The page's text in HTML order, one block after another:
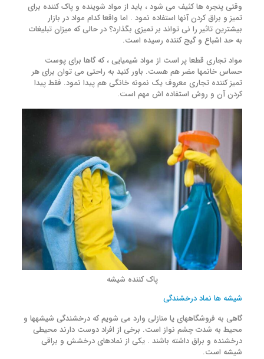
وقتی پنجره ها کثیف می شود ، باید از مواد شوینده و پاک کننده برای
تمیز و براق کردن آنها استفاده نمود . اما واقعا کدام مواد در بازار
بیشترین تاثیر را نی تواند بر تمیزی بگذارد؟ در حالی که میزان تبلیغات
به حد اشباع و گیج کننده رسیده است.
مواد تجاری قطعا پر است از مواد شیمیایی ، که گاها برای پوست
حساس خانمها مضر هم هست. باور کنید به راحتی می توان برای هر
تمیز کننده تجاری معروف یک نمونه خانگی هم پیدا نمود. فقط پیدا
کردن آن و روش استفاده اش مهم است.
پاک کننده شیشه
شیشه ها نماد درخشندگی
گاهی به فروشگاههای یا منازلی وارد می شویم که درخشندگی شیشهها و
محیط به شدت چشم نواز است. برخی از افراد دوست دارند محیطی
درخشنده و براق داشته باشند . یکی از نمادهای درخشش و براقی
شیشه است.